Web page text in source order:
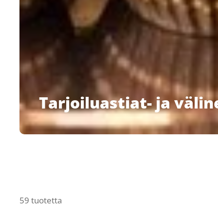
Tarjoiluastiat- ja
59 tuotetta